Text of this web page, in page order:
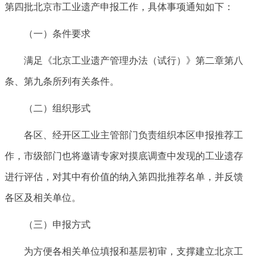
第四批北京市工业遗产申报工作，具体事项通知如下：
（一）条件要求
满足《北京工业遗产管理办法（试行）》第二章第八
条、第九条所列有关条件。
（二）组织形式
各区、经开区工业主管部门负责组织本区申报推荐工
作，市级部门也将邀请专家对摸底调查中发现的工业遗存
进行评估，对其中有价值的纳入第四批推荐名单，并反馈
各区及相关单位。
（三）申报方式
为方便各相关单位填报和基层初审，支撑建立北京工